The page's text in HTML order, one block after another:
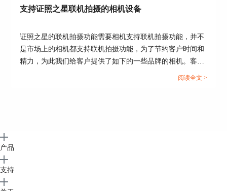
支持证照之星联机拍摄的相机设备
证照之星的联机拍摄功能需要相机支持联机拍摄功能，并不
是市场上的相机都支持联机拍摄功能，为了节约客户时间和
精力，为此我们给客户提供了如下的一些品牌的相机。客户
可以考虑下面提供的一下相机型号，更多的相机型号也可以
阅读全文 >
产品
支持